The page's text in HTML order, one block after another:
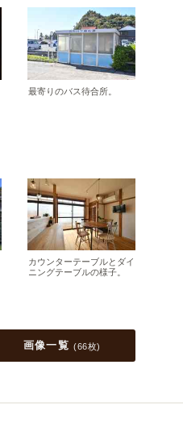
最寄りのバス待合所。
カウンターテーブルとダイ
ニングテーブルの様子。
画像一覧 (66枚)